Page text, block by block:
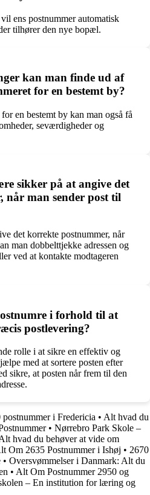
ens postnummer automatisk
tilhører den nye bopæl.
kan man finde ud af
for en bestemt by?
en bestemt by kan man også få
seværdigheder og
sikker på at angive det
når man sender post til
det korrekte postnummer, når
man dobbelttjekke adressen og
ved at kontakte modtageren
i forhold til at
postlevering?
rolle i at sikre en effektiv og
med at sortere posten efter
sikre, at posten når frem til den
i Fredericia • Alt hvad du
• Nørrebro Park Skole –
hvad du behøver at vide om
Om 2635 Postnummer i Ishøj • 2670
• Oversvømmelser i Danmark: Alt du
• Alt Om Postnummer 2950 og
– En institution for læring og